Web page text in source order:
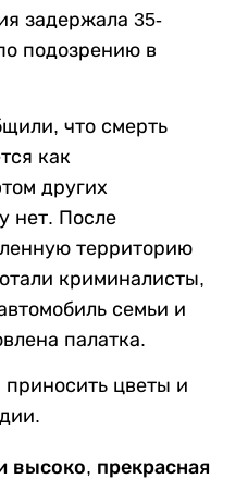
задержала 35-
подозрению в
что смерть
как
других
нет. После
территорию
криминалисты,
семьи и
палатка.
цветы и
высоко, прекрасная